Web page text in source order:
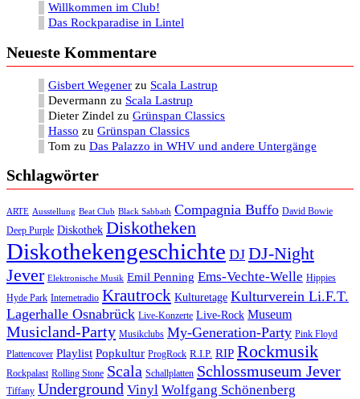
Willkommen im Club!
Das Rockparadise in Lintel
Neueste Kommentare
Gisbert Wegener zu Scala Lastrup
Devermann zu Scala Lastrup
Dieter Zindel zu Grünspan Classics
Hasso zu Grünspan Classics
Tom zu Das Palazzo in WHV und andere Untergänge
Schlagwörter
ARTE Ausstellung Beat Club Black Sabbath Compagnia Buffo David Bowie
Deep Purple Diskothek Diskotheken
Diskothekengeschichte DJ DJ-Night
Jever Elektronische Musik Emil Penning Ems-Vechte-Welle Hippies
Hyde Park Internetradio Krautrock Kulturetage Kulturverein Li.F.T.
Lagerhalle Osnabrück Live-Konzerte Live-Rock Museum
Musicland-Party Musikclubs My-Generation-Party Pink Floyd
Plattencover Playlist Popkultur ProgRock R.I.P. RIP Rockmusik
Rockpalast Rolling Stone Scala Schallplatten Schlossmuseum Jever
Tiffany Underground Vinyl Wolfgang Schönenberg